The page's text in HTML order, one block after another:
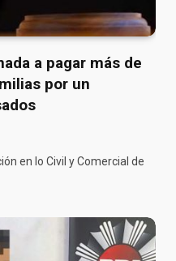
a pagar más de
por un
en lo Civil y Comercial de